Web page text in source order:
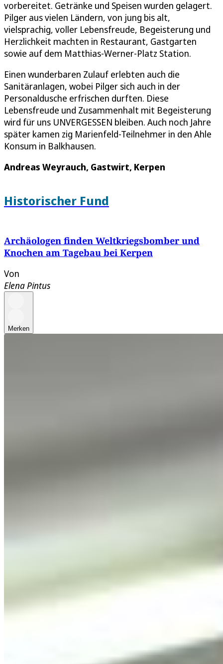
vorbereitet. Getränke und Speisen wurden gelagert.
Pilger aus vielen Ländern, von jung bis alt,
vielsprachig, voller Lebensfreude, Begeisterung und
Herzlichkeit machten in Restaurant, Gastgarten
sowie auf dem Matthias-Werner-Platz Station.
Einen wunderbaren Zulauf erlebten auch die
Sanitäranlagen, wobei Pilger sich auch in der
Personaldusche erfrischen durften. Diese
Lebensfreude und Zusammenhalt mit Begeisterung
wird für uns UNVERGESSEN bleiben. Auch noch Jahre
später kamen zig Marienfeld-Teilnehmer in den Ahle
Konsum in Balkhausen.
Andreas Weyrauch, Gastwirt, Kerpen
Historischer Fund
Archäologen finden Weltkriegsbomber und
Knochen am Tagebau bei Kerpen
Von
Elena Pintus
Merken